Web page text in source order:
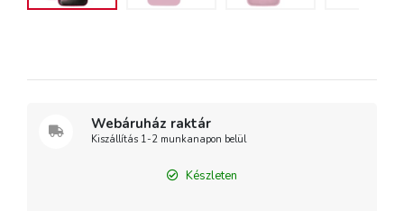
Webáruház raktár
Kiszállítás 1-2 munkanapon belül
Készleten